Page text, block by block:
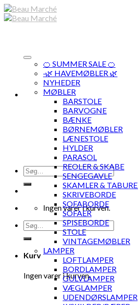
Skip
to
Søg
efter:
Ingen varer i kurven.
Søg
efter:
Kurv
Ingen varer i kurven.
🍊 SUMMER SALE 🍊
·🌿 HAVEMØBLER 🌿
NYHEDER
MØBLER
BARSTOLE
BARVOGNE
BÆNKE
BØRNEMØBLER
LÆNESTOLE
HYLDER
PARASOL
REOLER & SKABE
SENGEGAVLE
SKAMLER &
SKRIVEBORDE
SOFABORDE
SOFAER
SPISEBORDE
STOLE
VINTAGEMØBLER
LAMPER
LOFTLAMPER
BORDLAMPER
GULVLAMPER
VÆGLAMPER
UDENDØRSLAMPER